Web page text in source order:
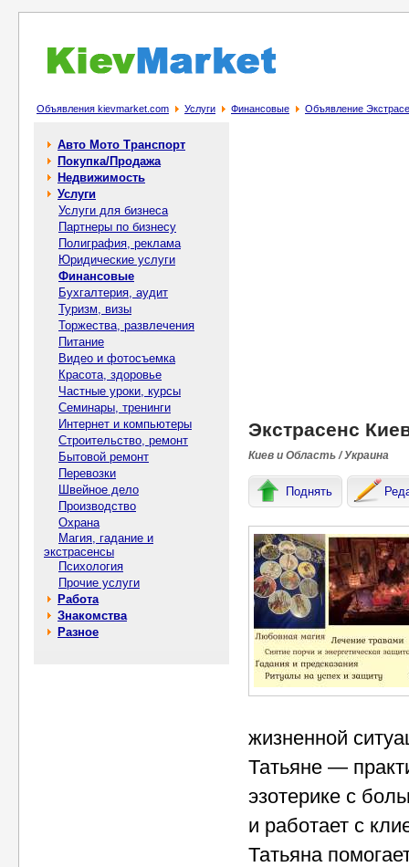
Объявления kievmarket.com Услуги Финансовые Объявление
Авто Мото Транспорт
Покупка/Продажа
Недвижимость
Услуги
Услуги для бизнеса
Партнеры по бизнесу
Полиграфия, реклама
Юридические услуги
Финансовые
Бухгалтерия, аудит
Туризм, визы
Торжества, развлечения
Питание
Видео и фотосъемка
Красота, здоровье
Частные уроки, курсы
Семинары, тренинги
Интернет и компьютеры
Строительство, ремонт
Бытовой ремонт
Перевозки
Швейное дело
Производство
Охрана
Магия, гадание и
экстрасенсы
Психология
Прочие услуги
Работа
Знакомства
Разное
Экстрасенс
Киев и Область / Украина
Поднять
жизненной
Татьяне —
эзотерике с
и работает с
Татьяна